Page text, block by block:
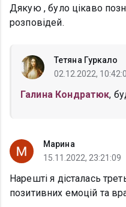
Дякую , було цікаво
розповідей.
Тетяна Гуркало
02.12.2022,
Галина Кондратюк,
Марина
15.11.2022, 23:21:09
Нарешті я дісталась
позитивних емоцій та